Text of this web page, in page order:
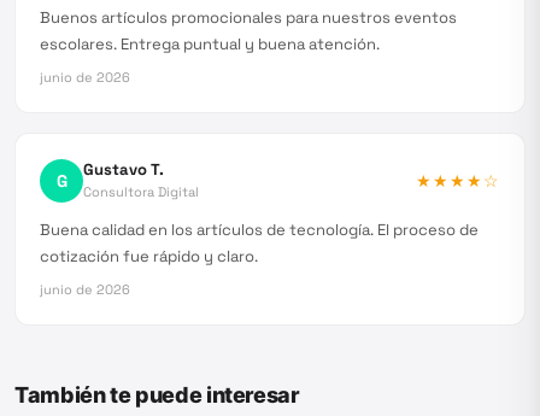
Buenos artículos promocionales para nuestros eventos
escolares. Entrega puntual y buena atención.
junio de 2026
G Gustavo T.
Consultora Digital
★★★★☆
Buena calidad en los artículos de tecnología. El proceso de
cotización fue rápido y claro.
junio de 2026
También te puede interesar